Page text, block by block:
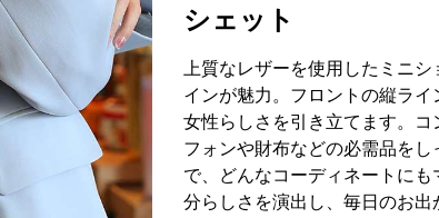
シェット
上質なレザーを使用したミニ
インが魅力。フロントの縦ライ
女性らしさを引き立てます。
フォンや財布などの必需品を
で、どんなコーディネートに
分らしさを演出し、毎日のお出